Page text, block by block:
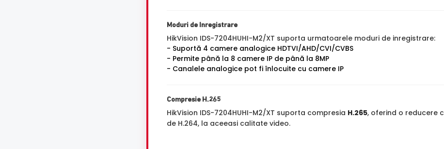
Moduri de Inregistrare
HikVision IDS-7204HUHI-M2/XT suporta urmatoarele moduri de inregistrare:
- Suportă 4 camere analogice HDTVI/AHD/CVI/CVBS
- Permite până la 8 camere IP de până la 8MP
- Canalele analogice pot fi înlocuite cu camere IP
Compresie H.265
HikVision IDS-7204HUHI-M2/XT suporta compresia H.265, oferind o reducere
de H.264, la aceeasi calitate video.